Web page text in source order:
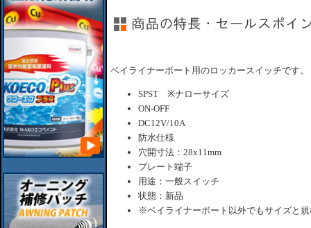
ベイライナーボート用のロッカースイッチです。
SPST ※ナローサイズ
ON-OFF
DC12V/10A
防水仕様
穴開寸法：28x11mm
プレート端子
用途：一般スイッチ
状態：新品
※ベイライナーボート以外でもサイズと